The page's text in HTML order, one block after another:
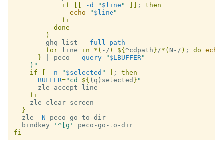
            if
-d " $line " ;
then
echo
" $line "
fi
          done
)
        ghq list
--full-path
for
line in * ( -/ ) ${ ^cdpath }/* ( N-/ ) ; do echo
} | peco --query " $LBUFFER"
) "
if
-n " $selected " ;
then
BUFFER="cd ${ (q)selected } "
      zle accept-line
fi
zle clear-screen
}
  zle
-N peco-go-to-dir
  bindkey
'^[g'
fi